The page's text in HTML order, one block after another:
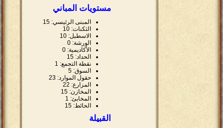
مستويات المباني
المبنى الرئيسي: 15
الثكنات: 10
الاسطبل: 10
الورشة: 0
الأكاديمية: 0
الحداد: 15
نقطة التجمع: 1
السوق: 5
حقول الموارد: 23
المزارع: 22
المخازن: 15
المخابئ: 1
الحائط: 15
القبيلة